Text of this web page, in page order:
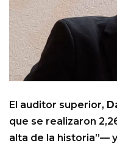
El auditor superior,
que se realizaron
alta de la historia”—